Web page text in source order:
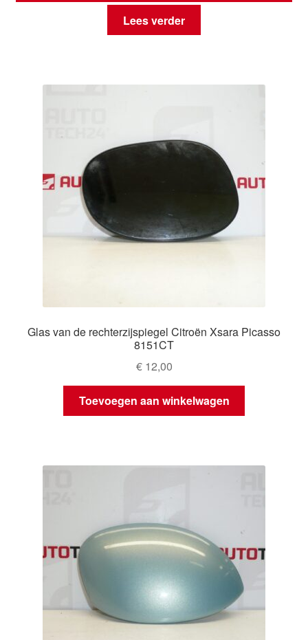
Lees verder
Glas van de rechterzijspiegel Citroën Xsara Picasso
8151CT
€12,00
Toevoegen aan winkelwagen